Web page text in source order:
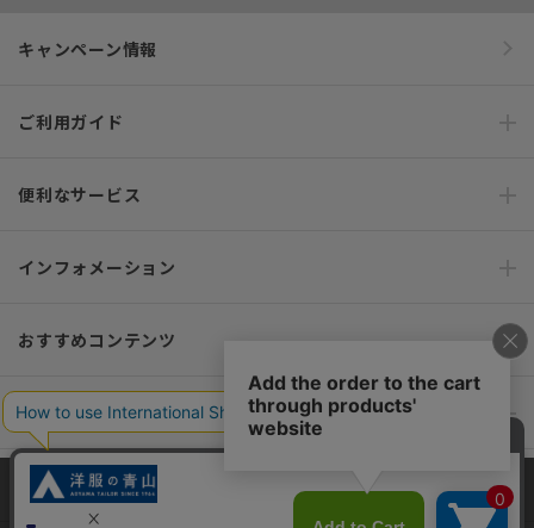
キャンペーン情報
ご利用ガイド
便利なサービス
インフォメーション
おすすめコンテンツ
ポリシー・企業情報
オーダースーツなら SHITATE
当サイトでは、快適な閲覧体験とコンテンツ改善のためにCookieを使用